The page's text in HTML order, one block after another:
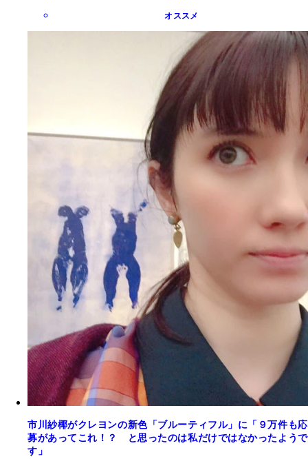
オススメ
市川紗椰がクレヨンの新色「ブルーティフル」に「９万件も応
募があってこれ！？ と思ったのは私だけではなかったようで
す」